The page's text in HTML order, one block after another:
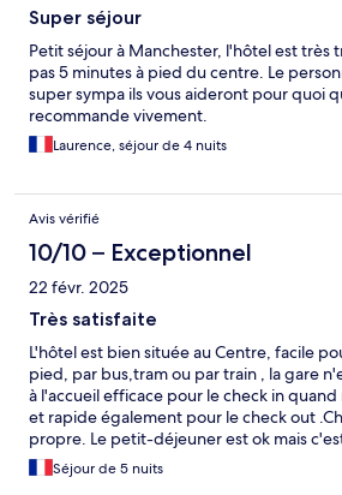
Super séjour
Petit séjour à Manchester, l'hôtel est très
pas 5 minutes à pied du centre. Le
super sympa ils vous aideront pour quoi
recommande vivement.
Laurence, séjour de 4 nuits
Avis vérifié
10/10 – Exceptionnel
22 févr. 2025
Très satisfaite
L'hôtel est bien située au Centre, facile
pied, par bus,tram ou par train , la gare
à l'accueil efficace pour le check in quand
et rapide également pour le check out
propre. Le petit-déjeuner est ok mais
même chose ( nous avons logés à l'hôtel 6
variété serait la bienvenue. Beaucoup de
Séjour de 5 nuits